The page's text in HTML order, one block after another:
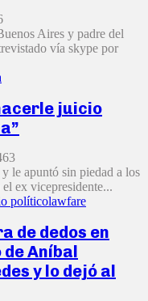
Aires y padre del
vía skype por
juicio
le apuntó sin piedad a los
ex vicepresidente...
políticolawfare
de dedos en
Aníbal
y lo dejó al